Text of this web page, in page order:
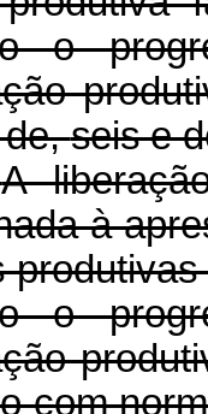
o
de,seis e
A
à
o
com